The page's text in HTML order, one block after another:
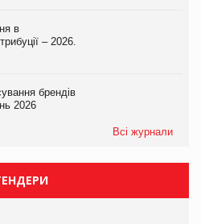
в
– 2026.
брендів
2026
Всі журнали